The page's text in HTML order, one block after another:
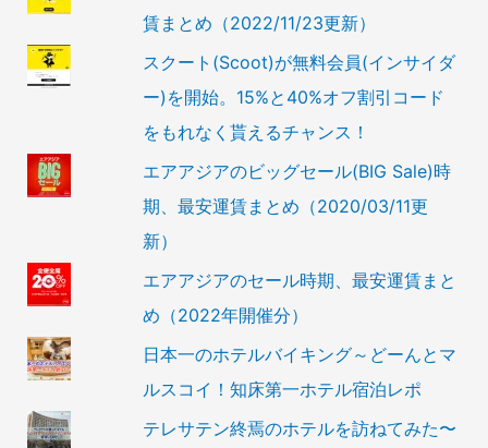
賃まとめ（2022/11/23更新）
スクート(Scoot)が無料会員(インサイダ
ー)を開始。15%と40%オフ割引コード
をもれなく貰えるチャンス！
エアアジアのビッグセール(BIG Sale)時
期、最安運賃まとめ（2020/03/11更
新）
エアアジアのセール時期、最安運賃まと
め（2022年開催分）
日本一のホテルバイキング～どーんとマ
ルスコイ！知床第一ホテル宿泊レポ
テレサテン終焉のホテルを訪ねてみた〜